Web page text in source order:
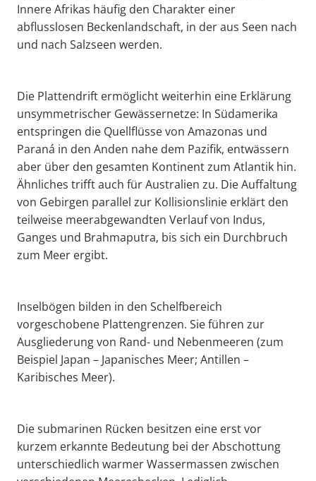
Innere Afrikas häufig den Charakter einer
abflusslosen Beckenlandschaft, in der aus Seen nach
und nach Salzseen werden.
Die Plattendrift ermöglicht weiterhin eine Erklärung
unsymmetrischer Gewässernetze: In Südamerika
entspringen die Quellflüsse von Amazonas und
Paraná in den Anden nahe dem Pazifik, entwässern
aber über den gesamten Kontinent zum Atlantik hin.
Ähnliches trifft auch für Australien zu. Die Auffaltung
von Gebirgen parallel zur Kollisionslinie erklärt den
teilweise meerabgewandten Verlauf von Indus,
Ganges und Brahmaputra, bis sich ein Durchbruch
zum Meer ergibt.
Inselbögen bilden in den Schelfbereich
vorgeschobene Plattengrenzen. Sie führen zur
Ausgliederung von Rand- und Nebenmeeren (zum
Beispiel Japan – Japanisches Meer; Antillen –
Karibisches Meer).
Die submarinen Rücken besitzen eine erst vor
kurzem erkannte Bedeutung bei der Abschottung
unterschiedlich warmer Wassermassen zwischen